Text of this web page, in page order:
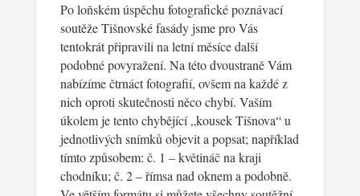
Po loňském úspěchu fotografické poznávací
soutěže Tišnovské fasády jsme pro Vás
tentokrát připravili na letní měsíce další
podobné povyražení. Na této dvoustraně Vám
nabízíme čtrnáct fotografií, ovšem na každé z
nich oproti skutečnosti něco chybí. Vaším
úkolem je tento chybějící „kousek Tišnova“ u
jednotlivých snímků objevit a popsat; například
tímto způsobem: č. 1 – květináč na kraji
chodníku; č. 2 – římsa nad oknem a podobně.